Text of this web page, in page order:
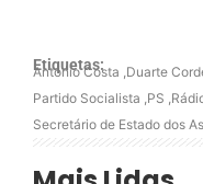
Etiquetas:
António Costa ,Duarte
Partido Socialista ,PS ,
Secretário de Estado dos